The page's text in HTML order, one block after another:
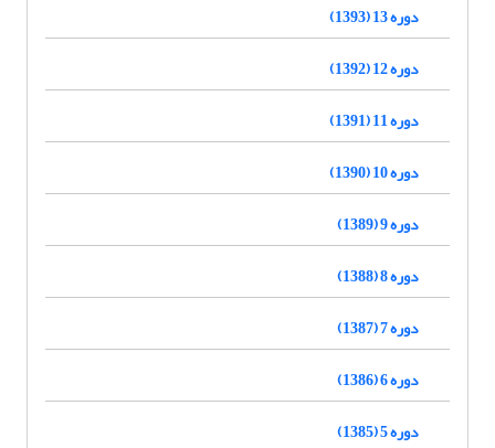
دوره 13 (1393)
دوره 12 (1392)
دوره 11 (1391)
دوره 10 (1390)
دوره 9 (1389)
دوره 8 (1388)
دوره 7 (1387)
دوره 6 (1386)
دوره 5 (1385)